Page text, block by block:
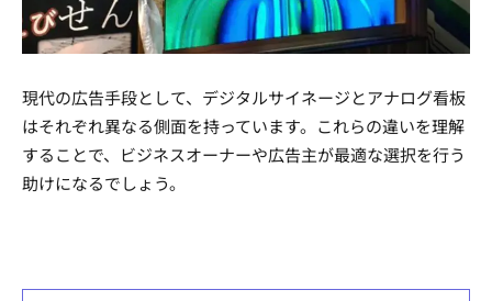
現代の広告手段として、デジタルサイネージとアナログ看板
はそれぞれ異なる側面を持っています。これらの違いを理解
することで、ビジネスオーナーや広告主が最適な選択を行う
助けになるでしょう。